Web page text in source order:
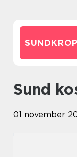
sund
01 november